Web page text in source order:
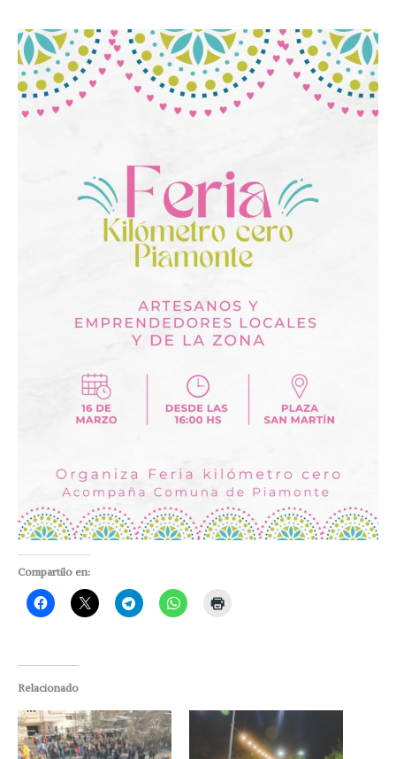
Compartilo en:
Relacionado